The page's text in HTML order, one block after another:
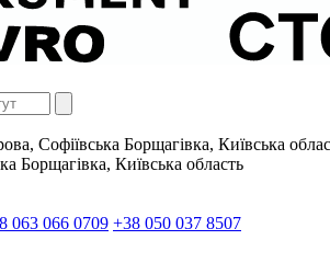
Софіївська Борщагівка, Київська
Борщагівка, Київська область
063 066 0709 +38 050 037 8507